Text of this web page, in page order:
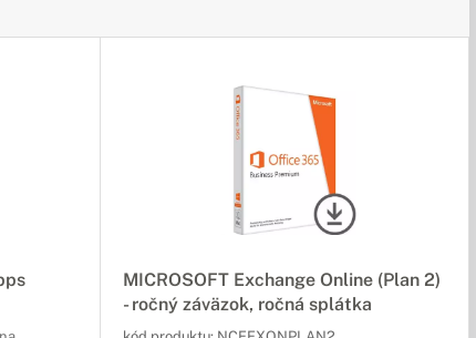
MICROSOFT Exchange Online (Plan 2)
- ročný záväzok, ročná splátka